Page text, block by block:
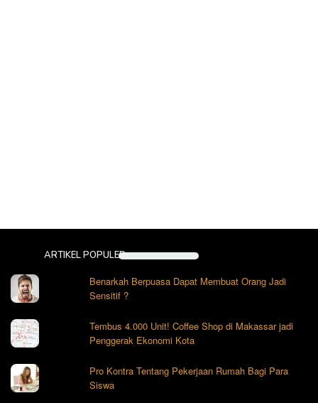
ARTIKEL POPULER
Benarkah Berpuasa Dapat Membuat Orang Jadi
Sensitif ?
Tembus 4.000 Unit! Coffee Shop di Makassar jadi
Penggerak Ekonomi Kota
Pro Kontra Tentang Pekerjaan Rumah Bagi Para
Siswa